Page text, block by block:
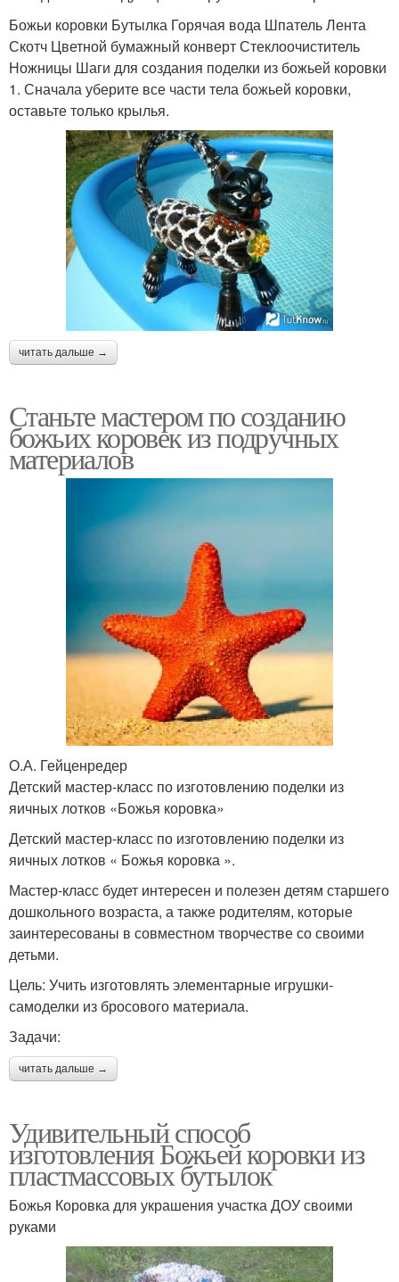
Божьи коровки Бутылка Горячая вода Шпатель Лента
Скотч Цветной бумажный конверт Стеклоочиститель
Ножницы Шаги для создания поделки из божьей коровки
1. Сначала уберите все части тела божьей коровки,
оставьте только крылья.
читать дальше →
Станьте мастером по созданию
божьих коровек из подручных
материалов
О.А. Гейценредер
Детский мастер-класс по изготовлению поделки из
яичных лотков «Божья коровка»
Детский мастер-класс по изготовлению поделки из
яичных лотков « Божья коровка ».
Мастер-класс будет интересен и полезен детям старшего
дошкольного возраста, а также родителям, которые
заинтересованы в совместном творчестве со своими
детьми.
Цель: Учить изготовлять элементарные игрушки-
самоделки из бросового материала.
Задачи:
читать дальше →
Удивительный способ
изготовления Божьей коровки из
пластмассовых бутылок
Божья Коровка для украшения участка ДОУ своими
руками